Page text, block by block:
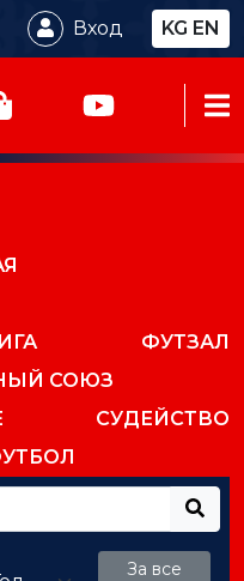
Вход KG EN
ФУТЗАЛ
СОЮЗ
СУДЕЙСТВО
За все